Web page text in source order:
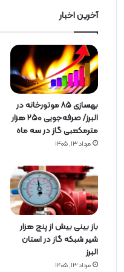
آخرین اخبار
بهسازی ۸۵ موتورخانه در
البرز/ صرفه‌جویی ۲۵۰ هزار
مترمکعبی گاز در سه ماه
مرداد ۱۳, ۱۴۰۵
باز بینی بیش از پنج هزار
شیر شبکه گاز در استان
البرز
مرداد ۱۳, ۱۴۰۵